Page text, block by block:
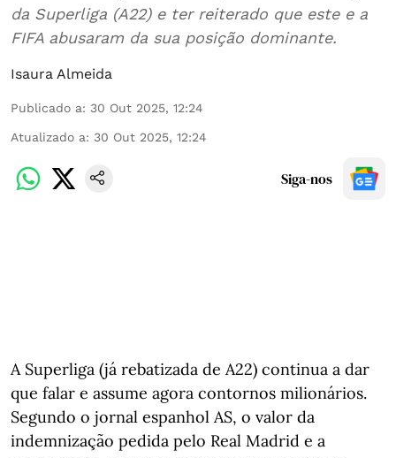
da Superliga (A22) e ter reiterado que este e a
FIFA abusaram da sua posição dominante.
Isaura Almeida
Publicado a: 30 Out 2025, 12:24
Atualizado a: 30 Out 2025, 12:24
Siga-nos
A Superliga (já rebatizada de A22) continua a dar
que falar e assume agora contornos milionários.
Segundo o jornal espanhol AS, o valor da
indemnização pedida pelo Real Madrid e a